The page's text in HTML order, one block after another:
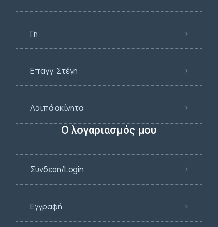
Γη
Επαγγ. Στέγη
Λοιπά ακίνητα
Ο λογαριασμός μου
Σύνδεση/Login
Εγγραφή